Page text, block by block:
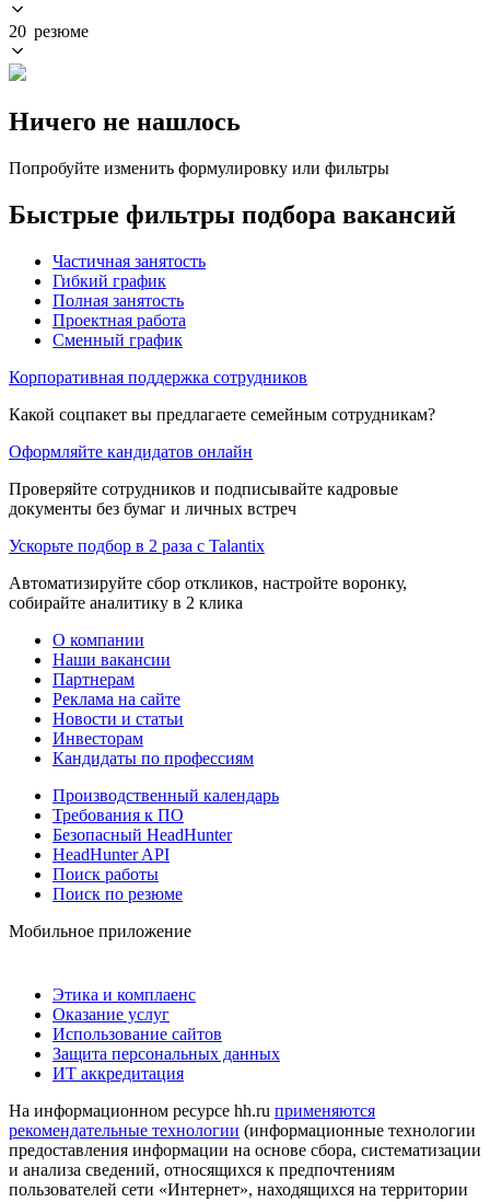
20 резюме
Ничего не нашлось
Попробуйте изменить формулировку или фильтры
Быстрые фильтры подбора вакансий
Частичная занятость
Гибкий график
Полная занятость
Проектная работа
Сменный график
Корпоративная поддержка сотрудников
Какой соцпакет вы предлагаете семейным сотрудникам?
Оформляйте кандидатов онлайн
Проверяйте сотрудников и подписывайте кадровые
документы без бумаг и личных встреч
Ускорьте подбор в 2 раза с Talantix
Автоматизируйте сбор откликов, настройте воронку,
собирайте аналитику в 2 клика
О компании
Наши вакансии
Партнерам
Реклама на сайте
Новости и статьи
Инвесторам
Кандидаты по профессиям
Производственный календарь
Требования к ПО
Безопасный HeadHunter
HeadHunter API
Поиск работы
Поиск по резюме
Мобильное приложение
Этика и комплаенс
Оказание услуг
Использование сайтов
Защита персональных данных
ИТ аккредитация
На информационном ресурсе hh.ru применяются
рекомендательные технологии (информационные технологии
предоставления информации на основе сбора, систематизации
и анализа сведений, относящихся к предпочтениям
пользователей сети «Интернет», находящихся на территории